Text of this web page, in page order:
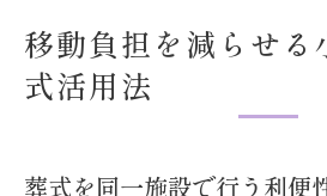
葬式と火葬が同じ場所
公営施設ならではの葬
地域住民が選ぶ理由と
移動負担を減らせる
式活用法
葬式を同一施設で行う利便